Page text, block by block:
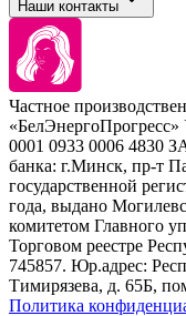
Брови и ресницы
Барберинг
Наборы
Расходные
Concept
Kezy
Barex
Sim Sensitive
Kebren
Selective
White Line
Наши контакты
+ 375 44 7233514
+ 375 29 1649505
info@krasabel.by
Офис: г. Минск,
Склад: г. Минск,
Частное
0001 0933 0006 4830
банка: г.Минск, пр-т
государственной
года, выдано
комитетом Главного
Торговом реестре
745857. Юр.адрес:
Тимирязева, д. 65Б,
Политика